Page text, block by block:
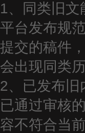
1、同类旧
平台发布规
提交的稿件
会出现同类
2、已发布旧
已通过审核
容不符合当